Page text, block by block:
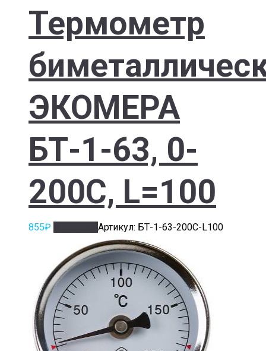
Термометр
ЭКОМЕРА
БТ-1-63, 0-
200С, L=100
855₽ Артикул: БТ-1-63-200С-L100